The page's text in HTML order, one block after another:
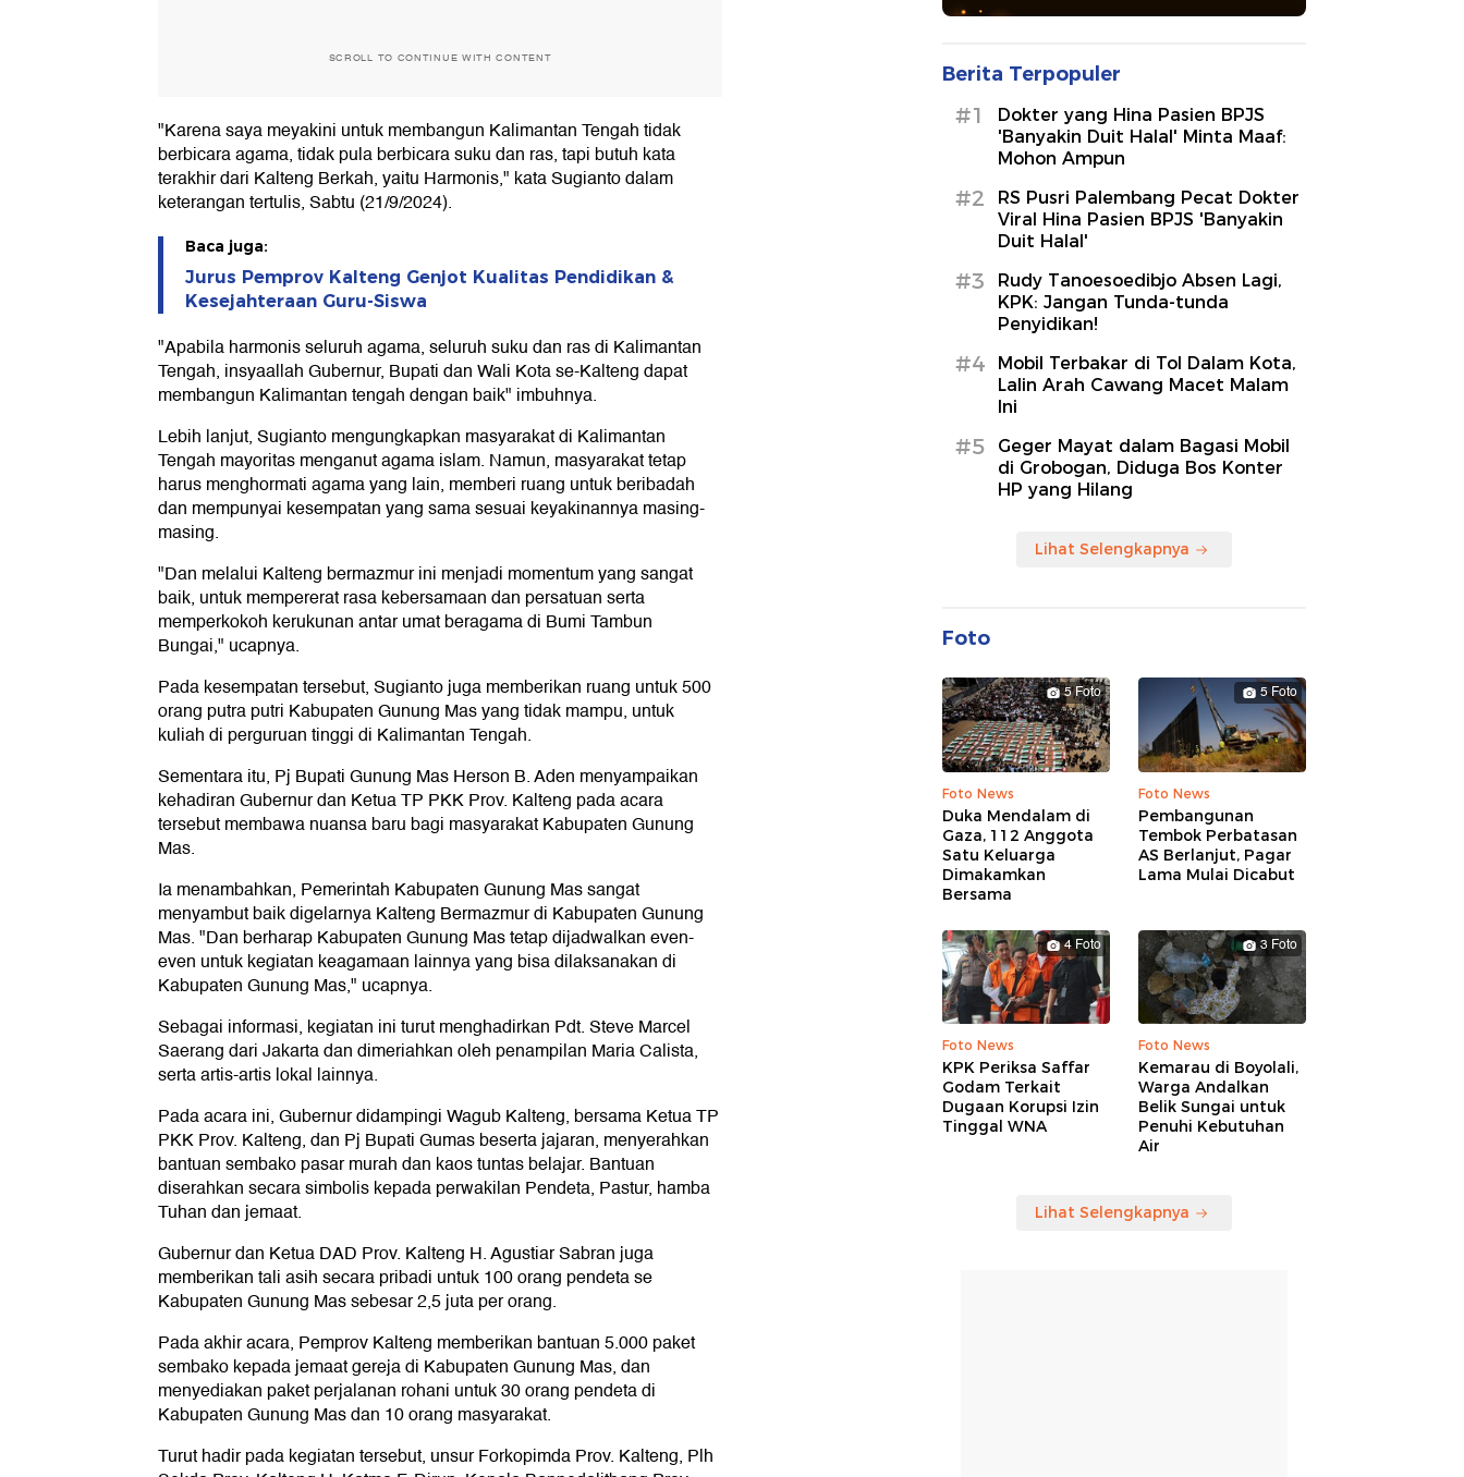
SCROLL TO CONTINUE WITH CONTENT
"Karena saya meyakini untuk membangun Kalimantan Tengah tidak
berbicara agama, tidak pula berbicara suku dan ras, tapi butuh kata
terakhir dari Kalteng Berkah, yaitu Harmonis," kata Sugianto dalam
keterangan tertulis, Sabtu (21/9/2024).
Baca juga:
Jurus Pemprov Kalteng Genjot Kualitas Pendidikan &
Kesejahteraan Guru-Siswa
"Apabila harmonis seluruh agama, seluruh suku dan ras di Kalimantan
Tengah, insyaallah Gubernur, Bupati dan Wali Kota se-Kalteng dapat
membangun Kalimantan tengah dengan baik" imbuhnya.
Lebih lanjut, Sugianto mengungkapkan masyarakat di Kalimantan
Tengah mayoritas menganut agama islam. Namun, masyarakat tetap
harus menghormati agama yang lain, memberi ruang untuk beribadah
dan mempunyai kesempatan yang sama sesuai keyakinannya masing-
masing.
"Dan melalui Kalteng bermazmur ini menjadi momentum yang sangat
baik, untuk mempererat rasa kebersamaan dan persatuan serta
memperkokoh kerukunan antar umat beragama di Bumi Tambun
Bungai," ucapnya.
Pada kesempatan tersebut, Sugianto juga memberikan ruang untuk 500
orang putra putri Kabupaten Gunung Mas yang tidak mampu, untuk
kuliah di perguruan tinggi di Kalimantan Tengah.
Sementara itu, Pj Bupati Gunung Mas Herson B. Aden menyampaikan
kehadiran Gubernur dan Ketua TP PKK Prov. Kalteng pada acara
tersebut membawa nuansa baru bagi masyarakat Kabupaten Gunung
Mas.
Ia menambahkan, Pemerintah Kabupaten Gunung Mas sangat
menyambut baik digelarnya Kalteng Bermazmur di Kabupaten Gunung
Mas. "Dan berharap Kabupaten Gunung Mas tetap dijadwalkan even-
even untuk kegiatan keagamaan lainnya yang bisa dilaksanakan di
Kabupaten Gunung Mas," ucapnya.
Sebagai informasi, kegiatan ini turut menghadirkan Pdt. Steve Marcel
Saerang dari Jakarta dan dimeriahkan oleh penampilan Maria Calista,
serta artis-artis lokal lainnya.
Pada acara ini, Gubernur didampingi Wagub Kalteng, bersama Ketua TP
PKK Prov. Kalteng, dan Pj Bupati Gumas beserta jajaran, menyerahkan
bantuan sembako pasar murah dan kaos tuntas belajar. Bantuan
diserahkan secara simbolis kepada perwakilan Pendeta, Pastur, hamba
Tuhan dan jemaat.
Gubernur dan Ketua DAD Prov. Kalteng H. Agustiar Sabran juga
memberikan tali asih secara pribadi untuk 100 orang pendeta se
Kabupaten Gunung Mas sebesar 2,5 juta per orang.
Pada akhir acara, Pemprov Kalteng memberikan bantuan 5.000 paket
sembako kepada jemaat gereja di Kabupaten Gunung Mas, dan
menyediakan paket perjalanan rohani untuk 30 orang pendeta di
Kabupaten Gunung Mas dan 10 orang masyarakat.
Turut hadir pada kegiatan tersebut, unsur Forkopimda Prov. Kalteng, Plh
Berita Terpopuler
#1
Dokter yang Hina Pasien BPJS
'Banyakin Duit Halal' Minta Maaf:
Mohon Ampun
#2
RS Pusri Palembang Pecat Dokter
Viral Hina Pasien BPJS 'Banyakin
Duit Halal'
#3
Rudy Tanoesoedibjo Absen Lagi,
KPK: Jangan Tunda-tunda
Penyidikan!
#4
Mobil Terbakar di Tol Dalam Kota,
Lalin Arah Cawang Macet Malam
Ini
#5
Geger Mayat dalam Bagasi Mobil
di Grobogan, Diduga Bos Konter
HP yang Hilang
Lihat Selengkapnya
Foto
5 Foto
Foto News
Duka Mendalam di
Gaza, 112 Anggota
Satu Keluarga
Dimakamkan
Bersama
5 Foto
Foto News
Pembangunan
Tembok Perbatasan
AS Berlanjut, Pagar
Lama Mulai Dicabut
4 Foto
Foto News
KPK Periksa Saffar
Godam Terkait
Dugaan Korupsi Izin
Tinggal WNA
3 Foto
Foto News
Kemarau di Boyolali,
Warga Andalkan
Belik Sungai untuk
Penuhi Kebutuhan
Air
Lihat Selengkapnya